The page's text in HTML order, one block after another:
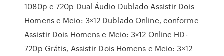
1080p e 720p Dual Áudio Dublado Assistir Dois
Homens e Meio: 3×12 Dublado Online, conforme
Assistir Dois Homens e Meio: 3×12 Online HD-
720p Grátis, Assistir Dois Homens e Meio: 3×12